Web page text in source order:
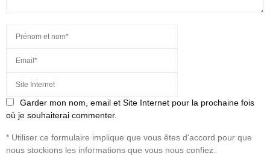
Garder mon nom, email et Site Internet pour la prochaine fois
où je souhaiterai commenter.
* Utiliser ce formulaire implique que vous êtes d'accord pour que
nous stockions les informations que vous nous confiez.